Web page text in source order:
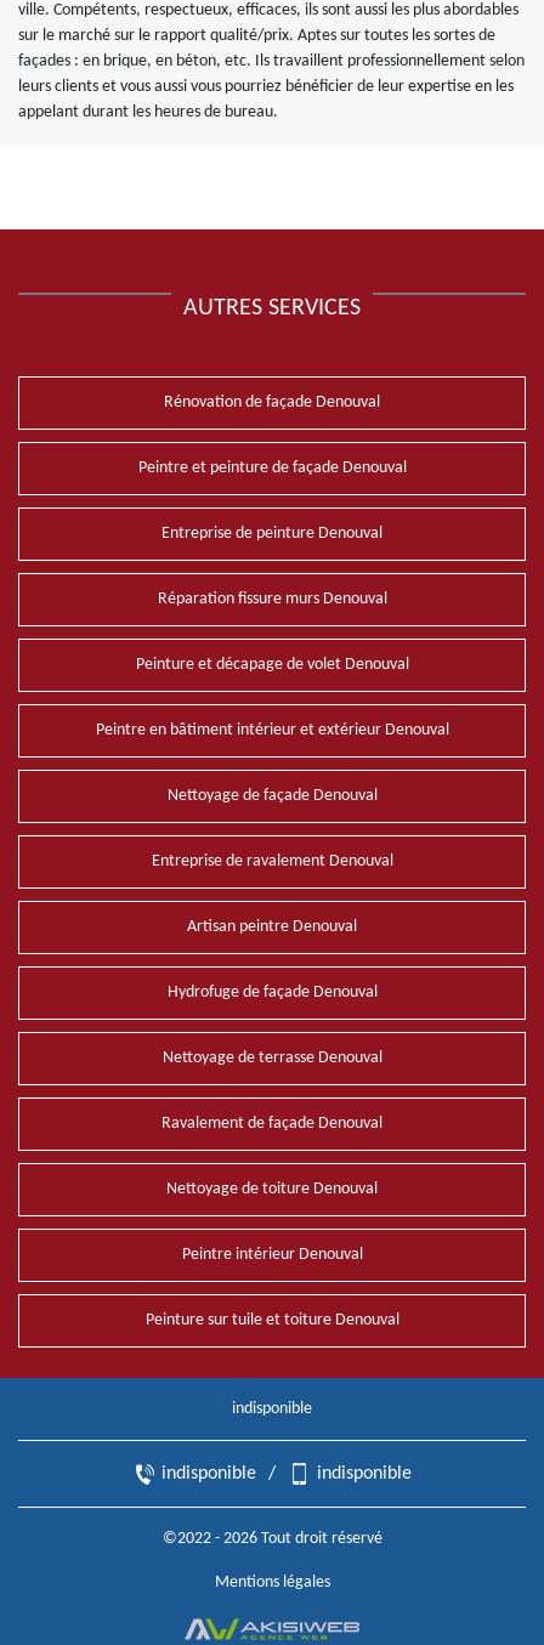
ville. Compétents, respectueux, efficaces, ils sont aussi les plus abordables
sur le marché sur le rapport qualité/prix. Aptes sur toutes les sortes de
façades : en brique, en béton, etc. Ils travaillent professionnellement selon
leurs clients et vous aussi vous pourriez bénéficier de leur expertise en les
appelant durant les heures de bureau.
AUTRES SERVICES
Rénovation de façade Denouval
Peintre et peinture de façade Denouval
Entreprise de peinture Denouval
Réparation fissure murs Denouval
Peinture et décapage de volet Denouval
Peintre en bâtiment intérieur et extérieur Denouval
Nettoyage de façade Denouval
Entreprise de ravalement Denouval
Artisan peintre Denouval
Hydrofuge de façade Denouval
Nettoyage de terrasse Denouval
Ravalement de façade Denouval
Nettoyage de toiture Denouval
Peintre intérieur Denouval
Peinture sur tuile et toiture Denouval
indisponible
indisponible / indisponible
©2022 - 2026 Tout droit réservé
Mentions légales